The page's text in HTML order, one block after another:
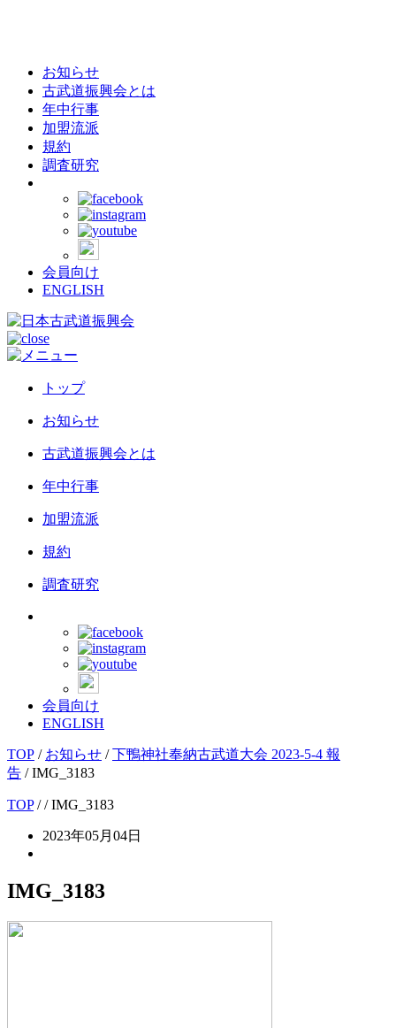
お知らせ
古武道振興会とは
年中行事
加盟流派
規約
調査研究
会員向け
ENGLISH
トップ
お知らせ
古武道振興会とは
年中行事
加盟流派
規約
調査研究
会員向け
ENGLISH
TOP / お知らせ /下鴨神社奉納古武道大会 2023-5-4 報
告 /IMG_3183
TOP// IMG_3183
2023年05月04日
IMG_3183